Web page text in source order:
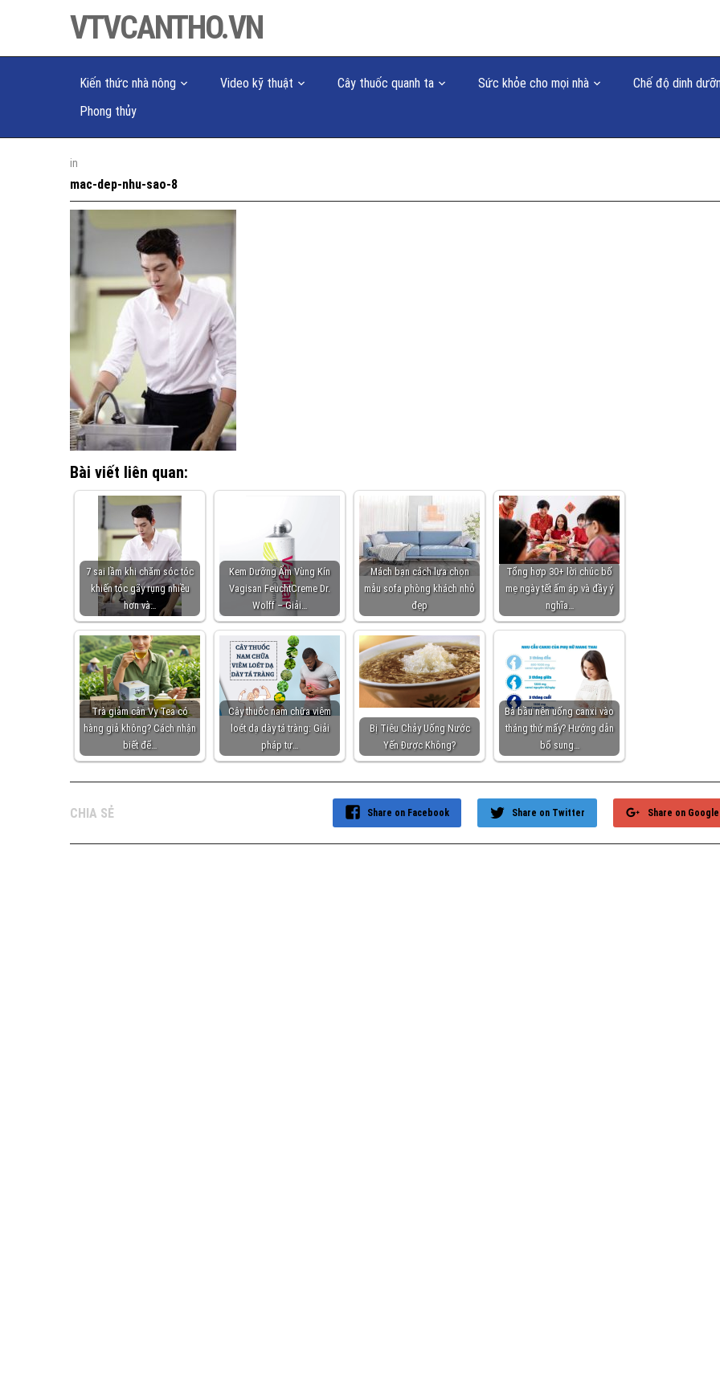
VTVCANTHO.VN
Kiến thức nhà nông Video kỹ thuật Cây thuốc quanh ta Sức khỏe cho mọi nhà
Chế độ dinh
Phong thủy
in
mac-dep-nhu-sao-8
Bài viết liên quan:
7 sai lầm khi chăm sóc tóc
khiến tóc gãy rụng nhiều
hơn và…
Kem Dưỡng Ẩm Vùng Kín
Vagisan FeuchtCreme Dr.
Wolff – Giải…
Mách bạn cách lựa chọn
mẫu sofa phòng khách nhỏ
đẹp
Tổng hợp 30+ lời chúc bố
mẹ ngày tết ấm áp và đầy ý
nghĩa…
Trà giảm cân Vy Tea có
hàng giả không? Cách nhận
biết để…
Cây thuốc nam chữa viêm
loét dạ dày tá tràng: Giải
pháp tự…
Bị Tiêu Chảy Uống Nước
Yến Được Không?
Bà bầu nên uống canxi vào
tháng thứ mấy? Hướng dẫn
bổ sung…
CHIA SẺ Share on
Share on Twitter
Share on Facebook